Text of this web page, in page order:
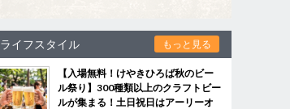
ライフスタイル もっと見る
【入場無料！けやきひろば秋のビー
ル祭り】300種類以上のクラフトビー
ルが集まる！土日祝日はアーリーオ